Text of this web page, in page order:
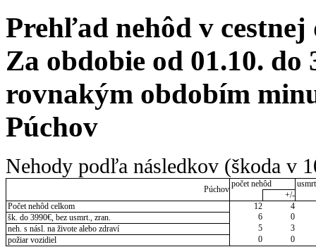
Prehľad nehôd v cestnej
Za obdobie od 01.10. do
rovnakým obdobím
Púchov
Nehody podľa následkov (škoda v
Púchov
počet nehôd
+/-
Počet nehôd celkom
12
4
šk. do 3990€, bez usmrt., zran.
6
0
neh. s násl. na živote alebo zdraví
5
3
požiar vozidiel
0 0